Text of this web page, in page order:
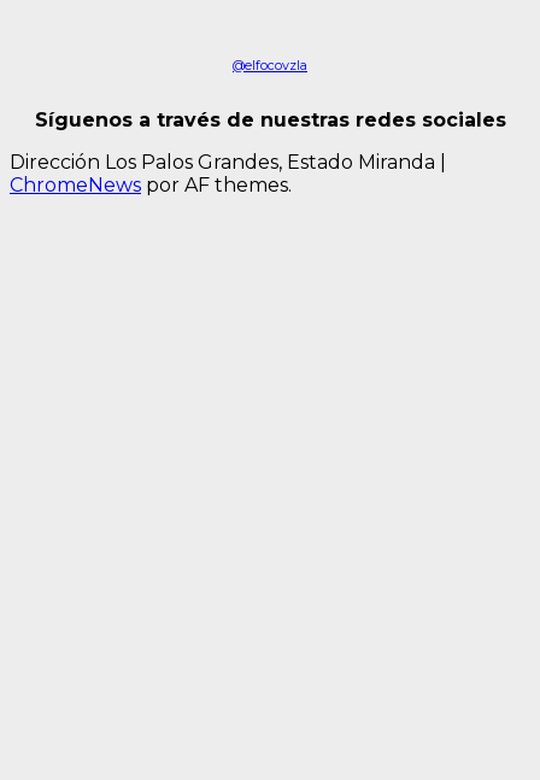
@elfocovzla
Síguenos a través de nuestras redes sociales
Dirección Los Palos Grandes, Estado Miranda
ChromeNews por AF themes.